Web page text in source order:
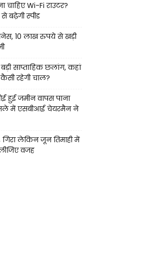
Wi-Fi राउटर?
बढ़ेगी स्पीड
10 लाख रुपये से खड़ी
साप्ताहिक छलांग, कहां
रहेगी चाल?
हुई जमीन वापस पाना
में एसबीआई चेयरमैन ने
लेकिन जून तिमाही में
वजह